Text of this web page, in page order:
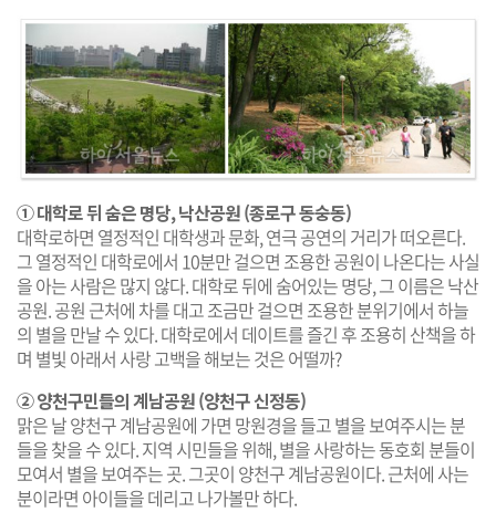
① 대학로 뒤 숨은 명당, 낙산공원 (종로구 동숭동)
대학로하면 열정적인 대학생과 문화, 연극 공연의 거리가 떠오른다.
그 열정적인 대학로에서 10분만 걸으면 조용한 공원이 나온다는 사실
을 아는 사람은 많지 않다. 대학로 뒤에 숨어있는 명당, 그 이름은 낙산
공원. 공원 근처에 차를 대고 조금만 걸으면 조용한 분위기에서 하늘
의 별을 만날 수 있다. 대학로에서 데이트를 즐긴 후 조용히 산책을 하
며 별빛 아래서 사랑 고백을 해보는 것은 어떨까?
② 양천구민들의 계남공원 (양천구 신정동)
맑은 날 양천구 계남공원에 가면 망원경을 들고 별을 보여주시는 분
들을 찾을 수 있다. 지역 시민들을 위해, 별을 사랑하는 동호회 분들이
모여서 별을 보여주는 곳. 그곳이 양천구 계남공원이다. 근처에 사는
분이라면 아이들을 데리고 나가볼만 하다.